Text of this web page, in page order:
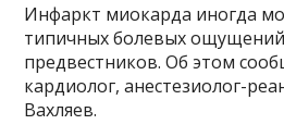
Инфаркт миокарда иногда
типичных болевых
предвестников. Об этом
кардиолог, анестезиолог-
Вахляев.